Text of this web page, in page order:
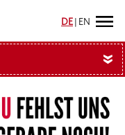
DE EN
»